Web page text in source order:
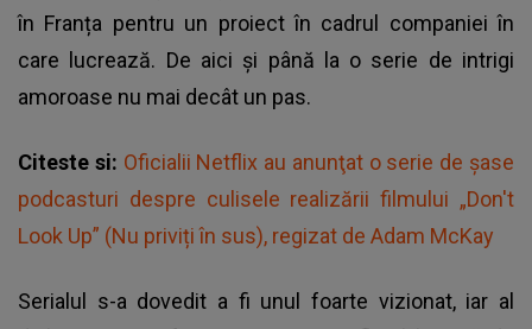
în Franța pentru un proiect în cadrul companiei în
care lucrează. De aici și până la o serie de intrigi
amoroase nu mai decât un pas.
Citeste si: Oficialii Netflix au anunţat o serie de șase
podcasturi despre culisele realizării filmului „Don't
Look Up” (Nu priviți în sus), regizat de Adam McKay
Serialul s-a dovedit a fi unul foarte vizionat, iar al